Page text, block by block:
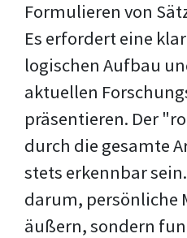
Formulieren von
Es erfordert eine
logischen Aufbau
aktuellen
präsentieren. Der
durch die gesamte
stets erkennbar
darum, persönliche
äußern, sondern